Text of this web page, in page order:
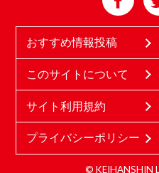
おすすめ情報投稿
このサイトについて
サイト利用規約
プライバシーポリシー
© KEIHANSHIN